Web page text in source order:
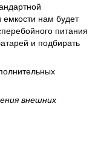
емкости нам будет
питания
и подбирать
внешних